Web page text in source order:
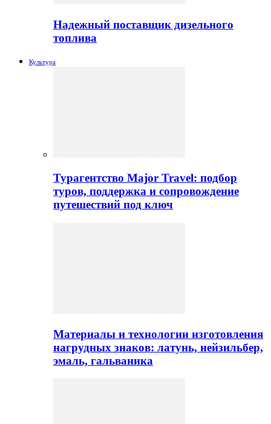
Надежный поставщик дизельного
топлива
Культура
Турагентство Major Travel: подбор
туров, поддержка и сопровождение
путешествий под ключ
Материалы и технологии изготовления
нагрудных знаков: латунь, нейзильбер,
эмаль, гальваника